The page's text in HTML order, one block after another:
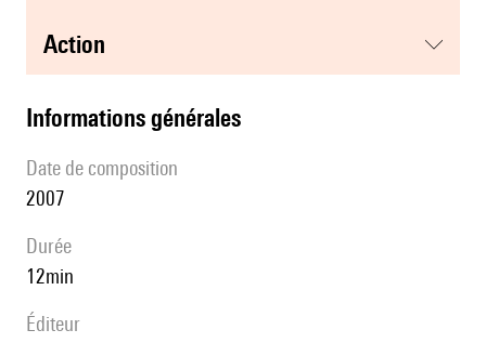
action
informations générales
date de composition
2007
durée
12min
éditeur